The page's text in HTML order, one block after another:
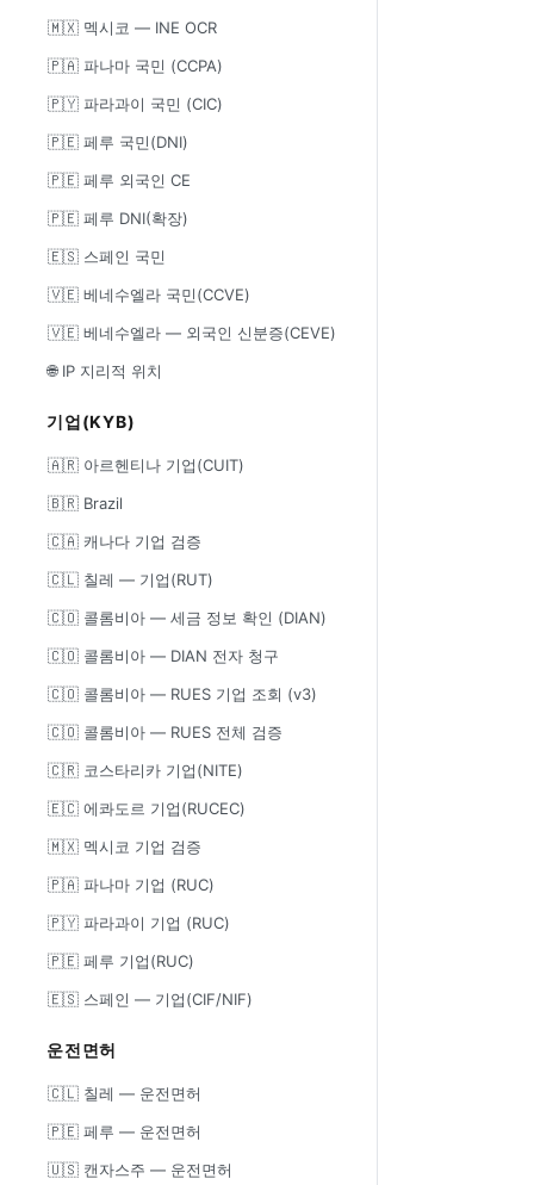
🇲🇽 멕시코 — INE OCR
🇵🇦 파나마 국민 (CCPA)
🇵🇾 파라과이 국민 (CIC)
🇵🇪 페루 국민(DNI)
🇵🇪 페루 외국인 CE
🇵🇪 페루 DNI(확장)
🇪🇸 스페인 국민
🇻🇪 베네수엘라 국민(CCVE)
🇻🇪 베네수엘라 — 외국인 신분증(CEVE)
🌐 IP 지리적 위치
기업(KYB)
🇦🇷 아르헨티나 기업(CUIT)
🇧🇷 Brazil
🇨🇦 캐나다 기업 검증
🇨🇱 칠레 — 기업(RUT)
🇨🇴 콜롬비아 — 세금 정보 확인 (DIAN)
🇨🇴 콜롬비아 — DIAN 전자 청구
🇨🇴 콜롬비아 — RUES 기업 조회 (v3)
🇨🇴 콜롬비아 — RUES 전체 검증
🇨🇷 코스타리카 기업(NITE)
🇪🇨 에콰도르 기업(RUCEC)
🇲🇽 멕시코 기업 검증
🇵🇦 파나마 기업 (RUC)
🇵🇾 파라과이 기업 (RUC)
🇵🇪 페루 기업(RUC)
🇪🇸 스페인 — 기업(CIF/NIF)
운전면허
🇨🇱 칠레 — 운전면허
🇵🇪 페루 — 운전면허
🇺🇸 캔자스주 — 운전면허